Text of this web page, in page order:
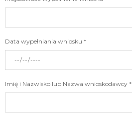
Data wypełniania wniosku *
Imię i Nazwisko lub Nazwa wnioskodawcy *